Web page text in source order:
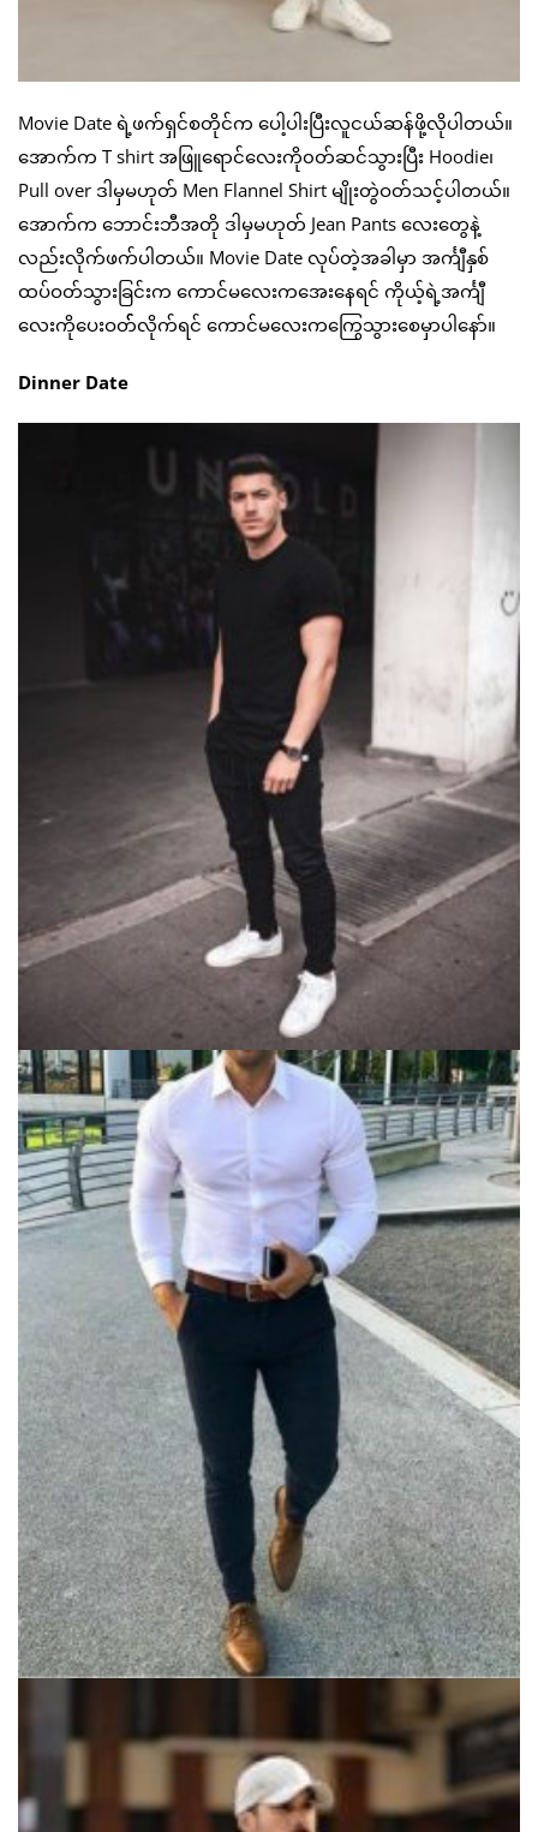
Movie Date ရဲ့ဖက်ရှင်စတိုင်က ပေါ့ပါးပြီးလူငယ်ဆန်ဖို့လိုပါတယ်။
အောက်က T shirt အဖြူရောင်လေးကို၀တ်ဆင်သွားပြီး Hoodie၊
Pull over ဒါမှမဟုတ် Men Flannel Shirt မျိုးတွဲဝတ်သင့်ပါတယ်။
အောက်က ဘောင်းဘီအတို ဒါမှမဟုတ် Jean Pants လေးတွေနဲ့
လည်းလိုက်ဖက်ပါတယ်။ Movie Date လုပ်တဲ့အခါမှာ အင်္ကျီနှစ်
ထပ်ဝတ်သွားခြင်းက ကောင်မလေးကအေးနေရင် ကိုယ့်ရဲ့အင်္ကျီ
လေးကိုပေးဝတ််လိုက်ရင် ကောင်မလေးကကြွေသွားစေမှာပါနော်။
Dinner Date